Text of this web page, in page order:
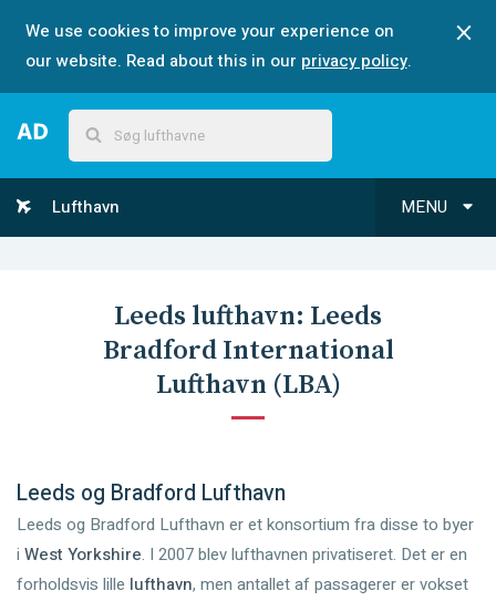
We use cookies to improve your experience on
our website. Read about this in our privacy policy.
MENU
Lufthavn
Leeds lufthavn: Leeds
Bradford International
Lufthavn (LBA)
Leeds og Bradford Lufthavn
Leeds og Bradford Lufthavn er et konsortium fra disse to byer
i West Yorkshire. I 2007 blev lufthavnen privatiseret. Det er en
forholdsvis lille lufthavn, men antallet af passagerer er vokset